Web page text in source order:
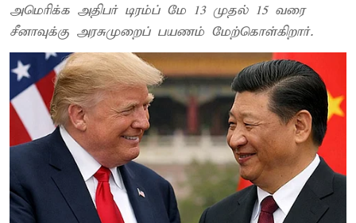
அமெரிக்க அதிபர் டிரம்ப் மே 13 முதல் 15 வரை
சீனாவுக்கு அரசுமுறைப் பயணம் மேற்கொள்கிறார்.